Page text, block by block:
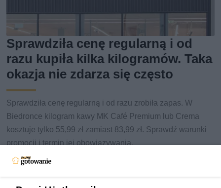
Sprawdziła cenę regularną i od
razu kupiła kilka kilogramów. Taka
okazja nie zdarza się często
Sprawdziła cenę regularną i od razu zrobiła zapas. W
Biedronce kilogram kawy MK Café Premium lub Crema
kosztuje tylko 55,99 zł zamiast 83,99 zł. Sprawdź warunki
promocji i termin jej obowiązywania.